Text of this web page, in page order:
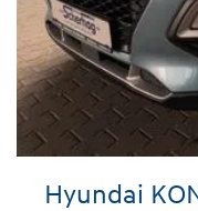
Hyundai